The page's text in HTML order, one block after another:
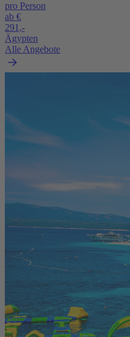
pro Person
ab €
291,-
Ägypten
Alle Angebote